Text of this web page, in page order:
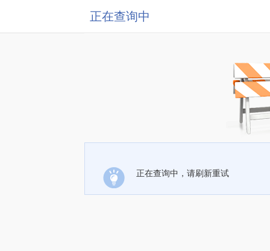
正在查询中
正在查询中，请刷新重试